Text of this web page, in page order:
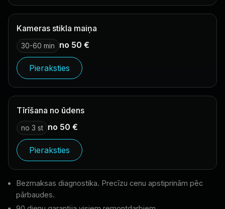
Kameras stikla maiņa
30-60 min no 50 €
Pieraksties
Tīrīšana no ūdens
no 3 st no 50 €
Pieraksties
Bezmaksas diagnostika. Precīzu cenu apstiprinām pēc
pārbaudes.